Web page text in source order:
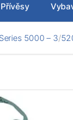
5000 – 3/